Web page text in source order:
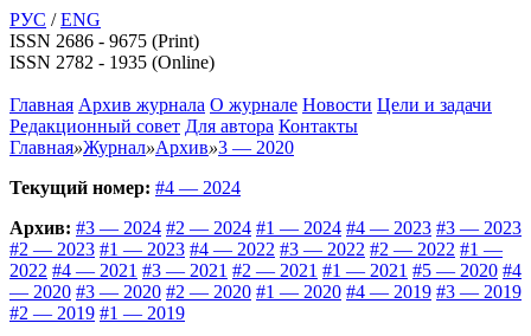
РУС /ENG
ISSN 2686 - 9675 (Print)
ISSN 2782 - 1935 (Online)
Главная Архив журнала О журнале Новости Цели и задачи
Редакционный совет Для автора Контакты
Главная»Журнал»Архив»3 — 2020
Текущий номер: #4 — 2024
Архив: #3 — 2024 #2 — 2024 #1 — 2024 #4 — 2023 #3 — 2023
#2 — 2023 #1 — 2023 #4 — 2022 #3 — 2022 #2 — 2022 #1 —
2022 #4 — 2021 #3 — 2021 #2 — 2021 #1 — 2021 #5 — 2020 #4
— 2020 #3 — 2020 #2 — 2020 #1 — 2020 #4 — 2019 #3 — 2019
#2 — 2019 #1 — 2019